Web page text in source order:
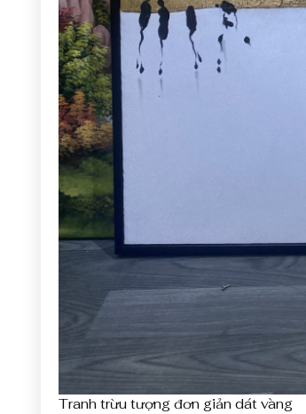
Tranh trừu tượng đơn giản dát vàng